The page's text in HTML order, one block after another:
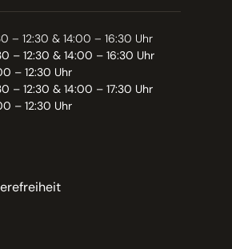
– 12:30 & 14:00 – 16:30 Uhr
– 12:30 & 14:00 – 16:30 Uhr
– 12:30 Uhr
– 12:30 & 14:00 – 17:30 Uhr
– 12:30 Uhr